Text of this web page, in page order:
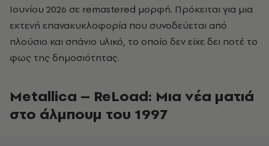
Ιουνίου 2026 σε remastered μορφή. Πρόκειται για μια
εκτενή επανακυκλοφορία που συνοδεύεται από
πλούσιο και σπάνιο υλικό, το οποίο δεν είχε δει ποτέ το
φως της δημοσιότητας.
Metallica – ReLoad: Μια νέα ματιά
στο άλμπουμ του 1997